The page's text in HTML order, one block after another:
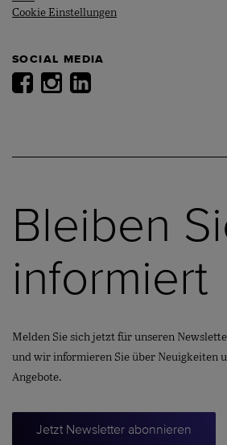
Cookie Einstellungen
SOCIAL MEDIA
Bleiben
informiert
Melden Sie sich jetzt für unseren
und wir informieren Sie über Neuigkeiten
Angebote.
Jetzt Newsletter abonnieren